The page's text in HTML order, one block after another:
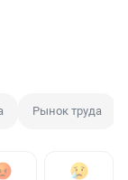
Рынок труда